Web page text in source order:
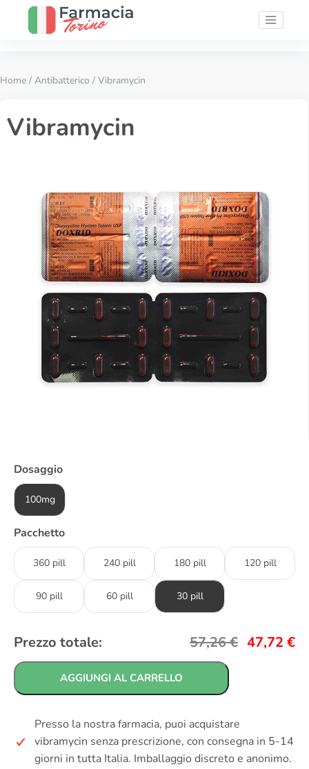
Home / Antibatterico / Vibramycin
Vibramycin
Dosaggio
100mg
Pacchetto
360 pill 240 pill 180 pill 120 pill
90 pill 60 pill 30 pill
Prezzo totale: 57,26€ 47,72 €
AGGIUNGI AL CARRELLO
Presso la nostra farmacia, puoi acquistare
vibramycin senza prescrizione, con consegna in 5-14
giorni in tutta Italia. Imballaggio discreto e anonimo.